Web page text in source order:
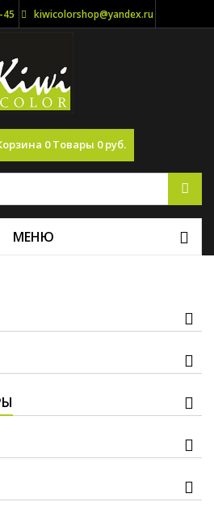
45 kiwicolorshop@yandex.ru
0 Товары 0 руб.
МЕНЮ